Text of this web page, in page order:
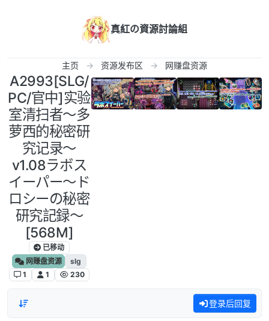
真紅の資源討論組
主页 资源发布区 网赚盘资源
A2993[SLG/
PC/官中]实验
室清扫者～多
萝西的秘密研
究记录～
v1.08ラボス
イーパー～ド
ロシーの秘密
研究記録～
[568M]
已移动
网赚盘资源
slg
1
1 230
登录后回复